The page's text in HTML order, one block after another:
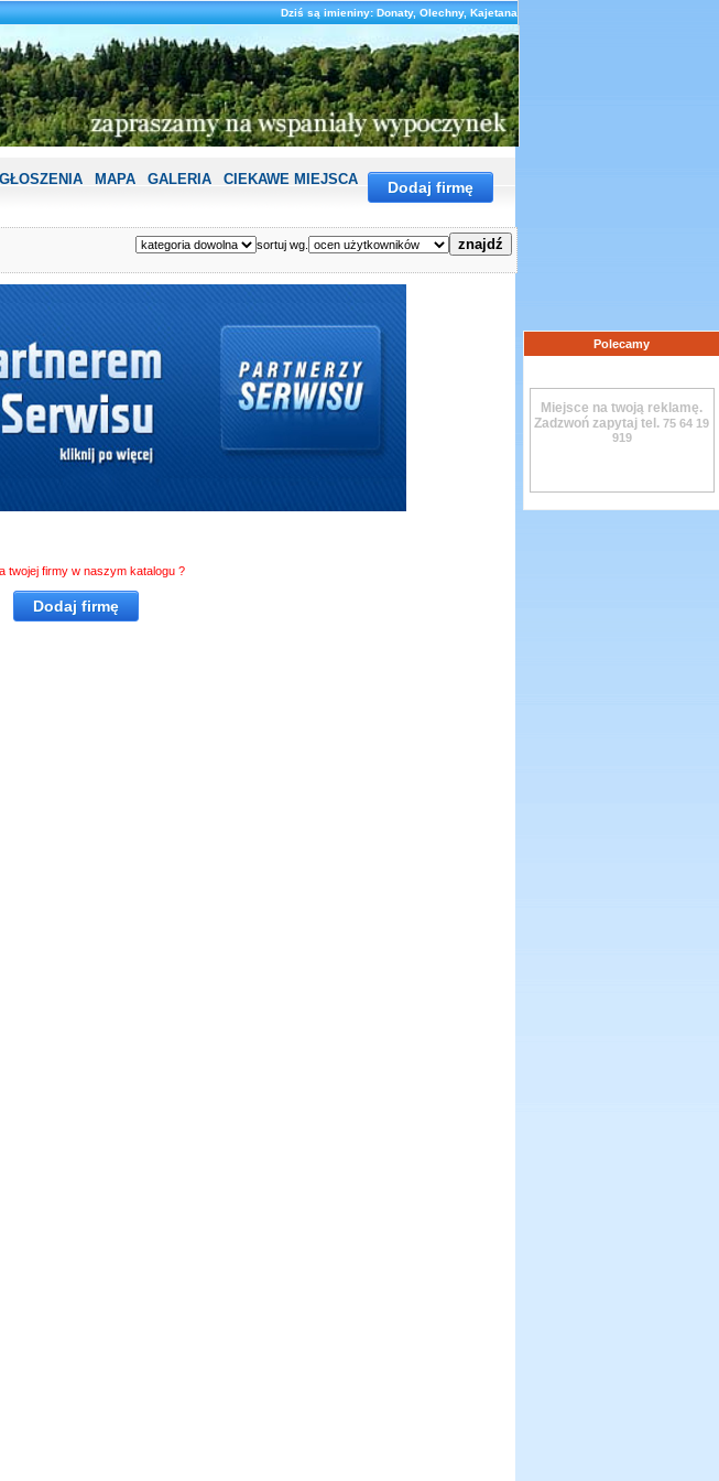
Dziś są imieniny: Donaty, Olechny, Kajetana
MAPA GALERIA CIEKAWE MIEJSCA RANKING
Dodaj firmę
sortuj wg.
twojej firmy w naszym katalogu ?
Dodaj firmę
Polecamy
Miejsce na twoją reklamę.
Zadzwoń zapytaj tel. 75 64 19
919